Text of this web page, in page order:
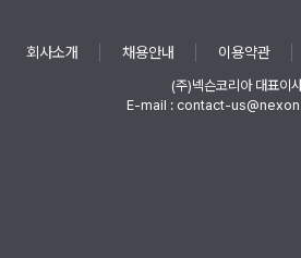
회사소개 채용안내 이용약관
(주)넥슨코리아 대표이
E-mail : contact-